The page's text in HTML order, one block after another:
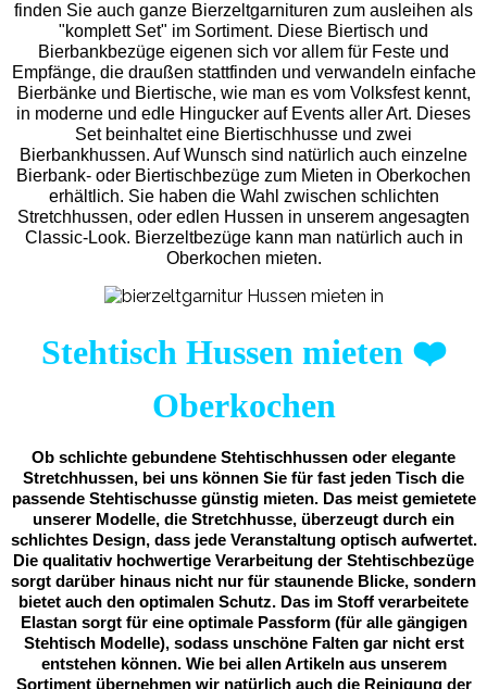
finden Sie auch ganze Bierzeltgarnituren zum ausleihen als
"komplett Set" im Sortiment. Diese Biertisch und
Bierbankbezüge eigenen sich vor allem für Feste und
Empfänge, die draußen stattfinden und verwandeln einfache
Bierbänke und Biertische, wie man es vom Volksfest kennt,
in moderne und edle Hingucker auf Events aller Art. Dieses
Set beinhaltet eine Biertischhusse und zwei
Bierbankhussen. Auf Wunsch sind natürlich auch einzelne
Bierbank- oder Biertischbezüge zum Mieten in Oberkochen
erhältlich. Sie haben die Wahl zwischen schlichten
Stretchhussen, oder edlen Hussen in unserem angesagten
Classic-Look. Bierzeltbezüge kann man natürlich auch in
Oberkochen mieten.
Stehtisch Hussen mieten ❤️
Oberkochen
Ob schlichte gebundene Stehtischhussen oder elegante
Stretchhussen, bei uns können Sie für fast jeden Tisch die
passende Stehtischusse günstig mieten. Das meist gemietete
unserer Modelle, die Stretchhusse, überzeugt durch ein
schlichtes Design, dass jede Veranstaltung optisch aufwertet.
Die qualitativ hochwertige Verarbeitung der Stehtischbezüge
sorgt darüber hinaus nicht nur für staunende Blicke, sondern
bietet auch den optimalen Schutz. Das im Stoff verarbeitete
Elastan sorgt für eine optimale Passform (für alle gängigen
Stehtisch Modelle), sodass unschöne Falten gar nicht erst
entstehen können. Wie bei allen Artikeln aus unserem
Sortiment übernehmen wir natürlich auch die Reinigung der